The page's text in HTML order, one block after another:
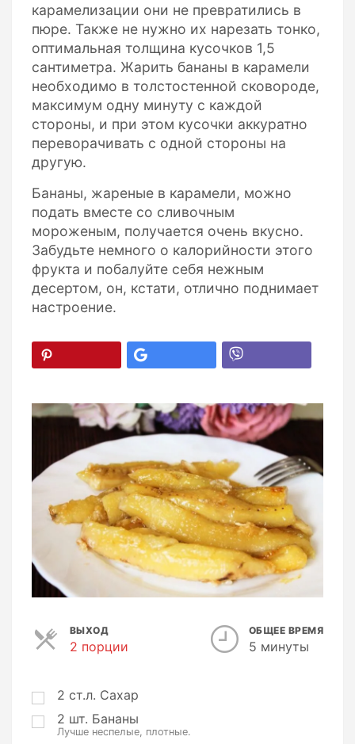
карамелизации они не превратились в
пюре. Также не нужно их нарезать тонко,
оптимальная толщина кусочков 1,5
сантиметра. Жарить бананы в карамели
необходимо в толстостенной сковороде,
максимум одну минуту с каждой
стороны, и при этом кусочки аккуратно
переворачивать с одной стороны на
другую.
Бананы, жареные в карамели, можно
подать вместе со сливочным
мороженым, получается очень вкусно.
Забудьте немного о калорийности этого
фрукта и побалуйте себя нежным
десертом, он, кстати, отлично поднимает
настроение.
ВЫХОД
2 порции
ц
и
ОБЩЕЕ ВРЕМЯ
5 минуты
2 ст.л. Сахар
2 шт. Бананы
Лучше неспелые, плотные.